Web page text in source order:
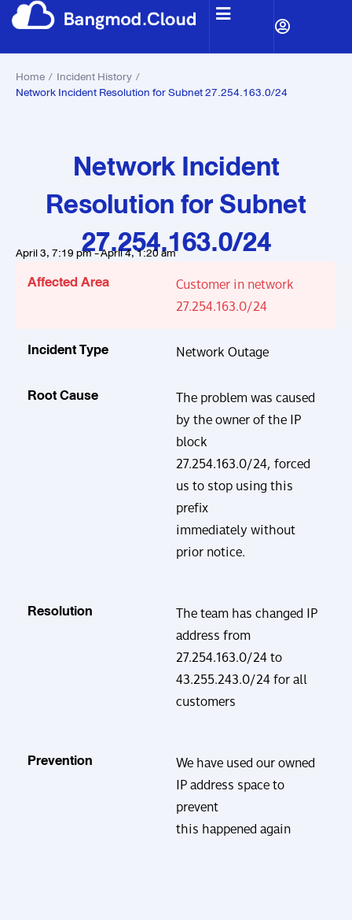
Home / Incident History /
Network Incident Resolution for Subnet 27.254.163.0/24
Network Incident
Resolution for Subnet
27.254.163.0/24
April 3, 7:19 pm -April 4, 1:20 am
Affected Area
Customer in network
27.254.163.0/24
Incident Type Network Outage
Root Cause
The problem was caused
by the owner of the IP
block
27.254.163.0/24, forced
us to stop using this
prefix
immediately without
prior notice.
Resolution
The team has changed IP
address from
27.254.163.0/24 to
43.255.243.0/24 for all
customers
Prevention
We have used our owned
IP address space to
prevent
this happened again